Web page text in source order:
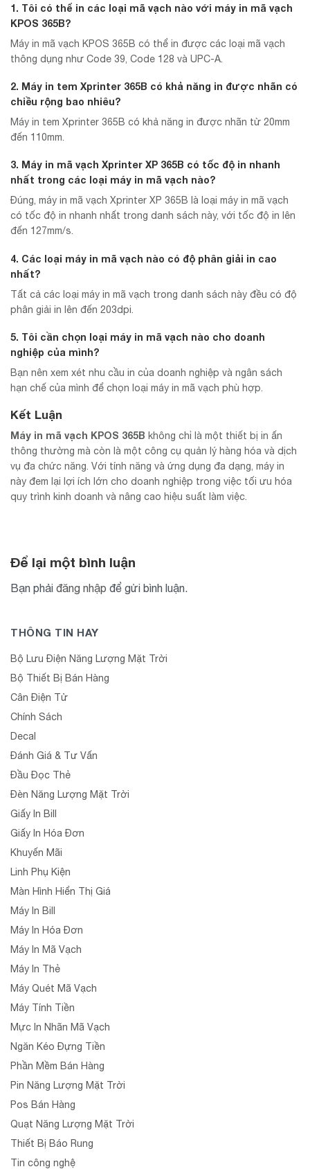
1. Tôi có thể in các loại mã vạch nào với máy in mã vạch
KPOS 365B?
Máy in mã vạch KPOS 365B có thể in được các loại mã vạch
thông dụng như Code 39, Code 128 và UPC-A.
2. Máy in tem Xprinter 365B có khả năng in được nhãn có
chiều rộng bao nhiêu?
Máy in tem Xprinter 365B có khả năng in được nhãn từ 20mm
đến 110mm.
3. Máy in mã vạch Xprinter XP 365B có tốc độ in nhanh
nhất trong các loại máy in mã vạch nào?
Đúng, máy in mã vạch Xprinter XP 365B là loại máy in mã vạch
có tốc độ in nhanh nhất trong danh sách này, với tốc độ in lên
đến 127mm/s.
4. Các loại máy in mã vạch nào có độ phân giải in cao
nhất?
Tất cả các loại máy in mã vạch trong danh sách này đều có độ
phân giải in lên đến 203dpi.
5. Tôi cần chọn loại máy in mã vạch nào cho doanh
nghiệp của mình?
Bạn nên xem xét nhu cầu in của doanh nghiệp và ngân sách
hạn chế của mình để chọn loại máy in mã vạch phù hợp.
Kết Luận
Máy in mã vạch KPOS 365B không chỉ là một thiết bị in ấn
thông thường mà còn là một công cụ quản lý hàng hóa và dịch
vụ đa chức năng. Với tính năng và ứng dụng đa dạng, máy in
này đem lại lợi ích lớn cho doanh nghiệp trong việc tối ưu hóa
quy trình kinh doanh và nâng cao hiệu suất làm việc.
Để lại một bình luận
Bạn phải đăng nhập để gửi bình luận.
THÔNG TIN HAY
Bộ Lưu Điện Năng Lượng Mặt Trời
Bộ Thiết Bị Bán Hàng
Cân Điện Tử
Chính Sách
Decal
Đánh Giá & Tư Vấn
Đầu Đọc Thẻ
Đèn Năng Lượng Mặt Trời
Giấy In Bill
Giấy In Hóa Đơn
Khuyến Mãi
Linh Phụ Kiện
Màn Hình Hiển Thị Giá
Máy In Bill
Máy In Hóa Đơn
Máy In Mã Vạch
Máy In Thẻ
Máy Quét Mã Vạch
Máy Tính Tiền
Mực In Nhãn Mã Vạch
Ngăn Kéo Đựng Tiền
Phần Mềm Bán Hàng
Pin Năng Lượng Mặt Trời
Pos Bán Hàng
Quạt Năng Lượng Mặt Trời
Thiết Bị Báo Rung
Tin công nghệ